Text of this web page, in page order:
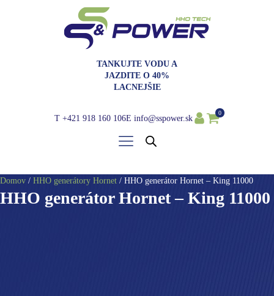
TANKUJTE VODU A
JAZDITE O 40%
LACNEJŠIE
T +421 918 160 106E info@sspower.sk
0
Domov / HHO generátory Hornet / HHO generátor Hornet – King 11000
HHO generátor Hornet – King 11000